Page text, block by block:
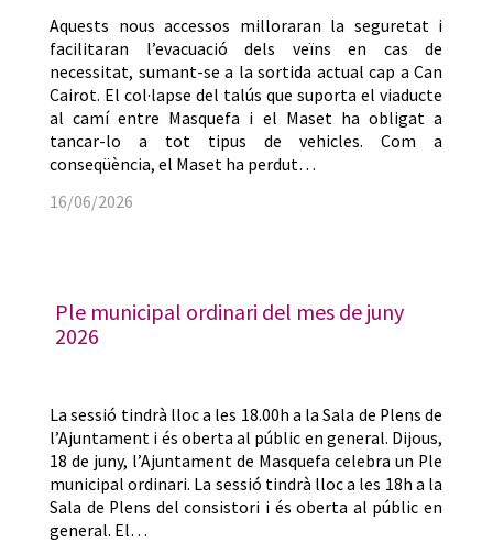
Aquests nous accessos milloraran la seguretat i
facilitaran l’evacuació dels veïns en cas de
necessitat, sumant-se a la sortida actual cap a Can
Cairot. El col·lapse del talús que suporta el viaducte
al camí entre Masquefa i el Maset ha obligat a
tancar-lo a tot tipus de vehicles. Com a
conseqüència, el Maset ha perdut…
16/06/2026
Ple municipal ordinari del mes de juny
2026
La sessió tindrà lloc a les 18.00h a la Sala de Plens de
l’Ajuntament i és oberta al públic en general. Dijous,
18 de juny, l’Ajuntament de Masquefa celebra un Ple
municipal ordinari. La sessió tindrà lloc a les 18h a la
Sala de Plens del consistori i és oberta al públic en
general. El…